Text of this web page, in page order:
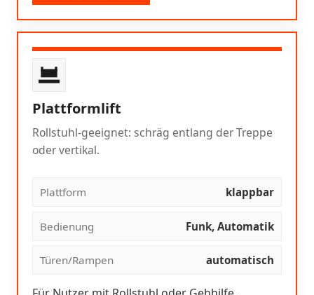
Plattformlift
Rollstuhl-geeignet: schräg entlang der Treppe
oder vertikal.
Plattform klappbar
Bedienung Funk, Automatik
Türen/Rampen automatisch